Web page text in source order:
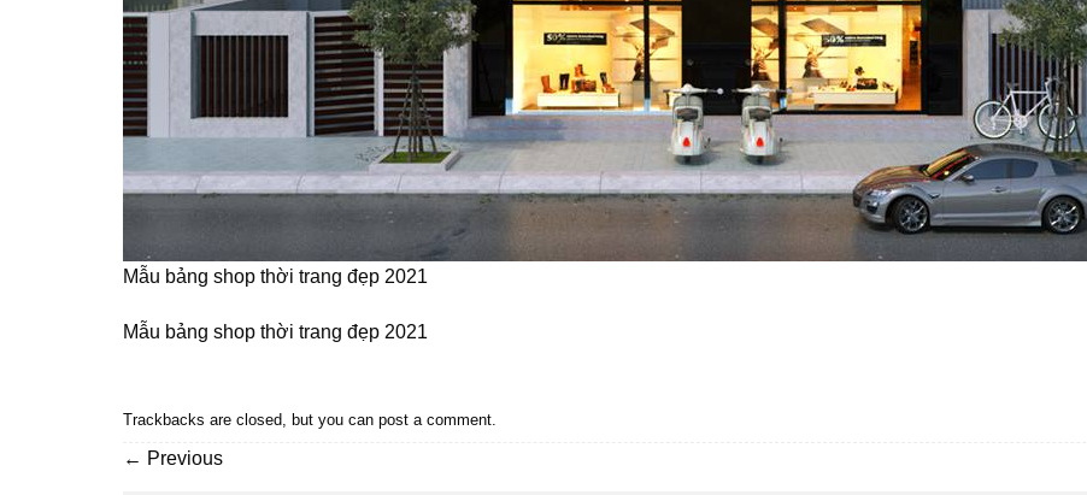
Mẫu bảng shop thời trang đẹp 2021
Mẫu bảng shop thời trang đẹp 2021
Trackbacks are closed, but you can post a comment
← Previous